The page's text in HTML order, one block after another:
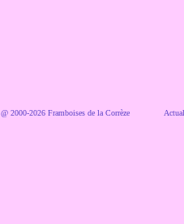
@ 2000-2026 Framboises de la Corrèze